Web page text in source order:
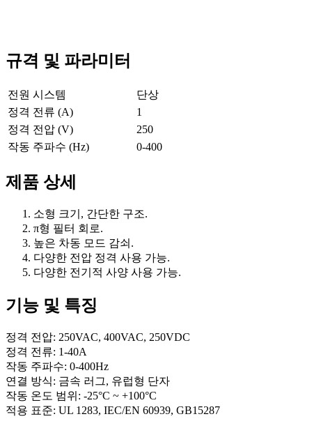
규격 및 파라미터
전원 시스템
단상
정격 전류 (A)
1
정격 전압 (V)
250
작동 주파수 (Hz)
0-400
제품 상세
소형 크기, 간단한 구조.
π형 필터 회로.
높은 차동 모드 감쇠.
다양한 전압 정격 사용 가능.
다양한 전기적 사양 사용 가능.
기능 및 특징
정격 전압: 250VAC, 400VAC, 250VDC
정격 전류: 1-40A
작동 주파수: 0-400Hz
연결 방식: 금속 러그, 유럽형 단자
작동 온도 범위: -25°C ~ +100°C
적용 표준: UL 1283, IEC/EN 60939, GB15287